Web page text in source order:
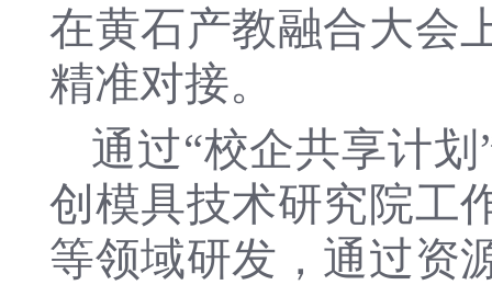
在黄石产教融合大会
精准对接。
通过“校企共享计
创模具技术研究院工
等领域研发，通过资